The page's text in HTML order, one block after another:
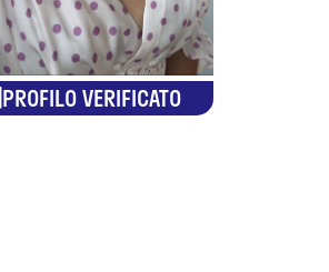
PROFILO VERIFICATO